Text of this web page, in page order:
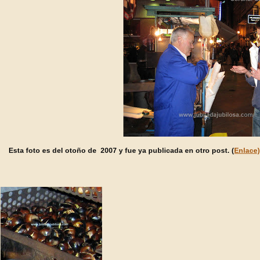
Esta foto es del otoño de 2007 y fue ya publicada en otro post. (Enlace)